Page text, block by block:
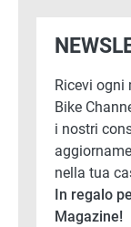
Ricevi ogni
Bike
i nostri
nella tua
In regalo
Magazine!